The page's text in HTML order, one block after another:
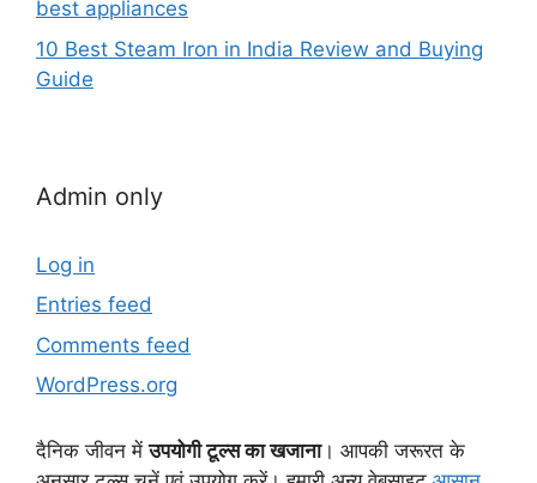
best appliances
10 Best Steam Iron in India Review and Buying
Guide
Admin only
Log in
Entries feed
Comments feed
WordPress.org
दैनिक जीवन मेंउपयोगी टूल्स का खजाना। आपकी जरूरत के